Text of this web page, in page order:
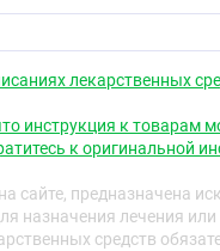
одной стороне
двояковыпуклые
двояковыпуклые
лекарственных
инструкция к товарам
к оригинальной
сайте, предназначена
назначения лечения
средств